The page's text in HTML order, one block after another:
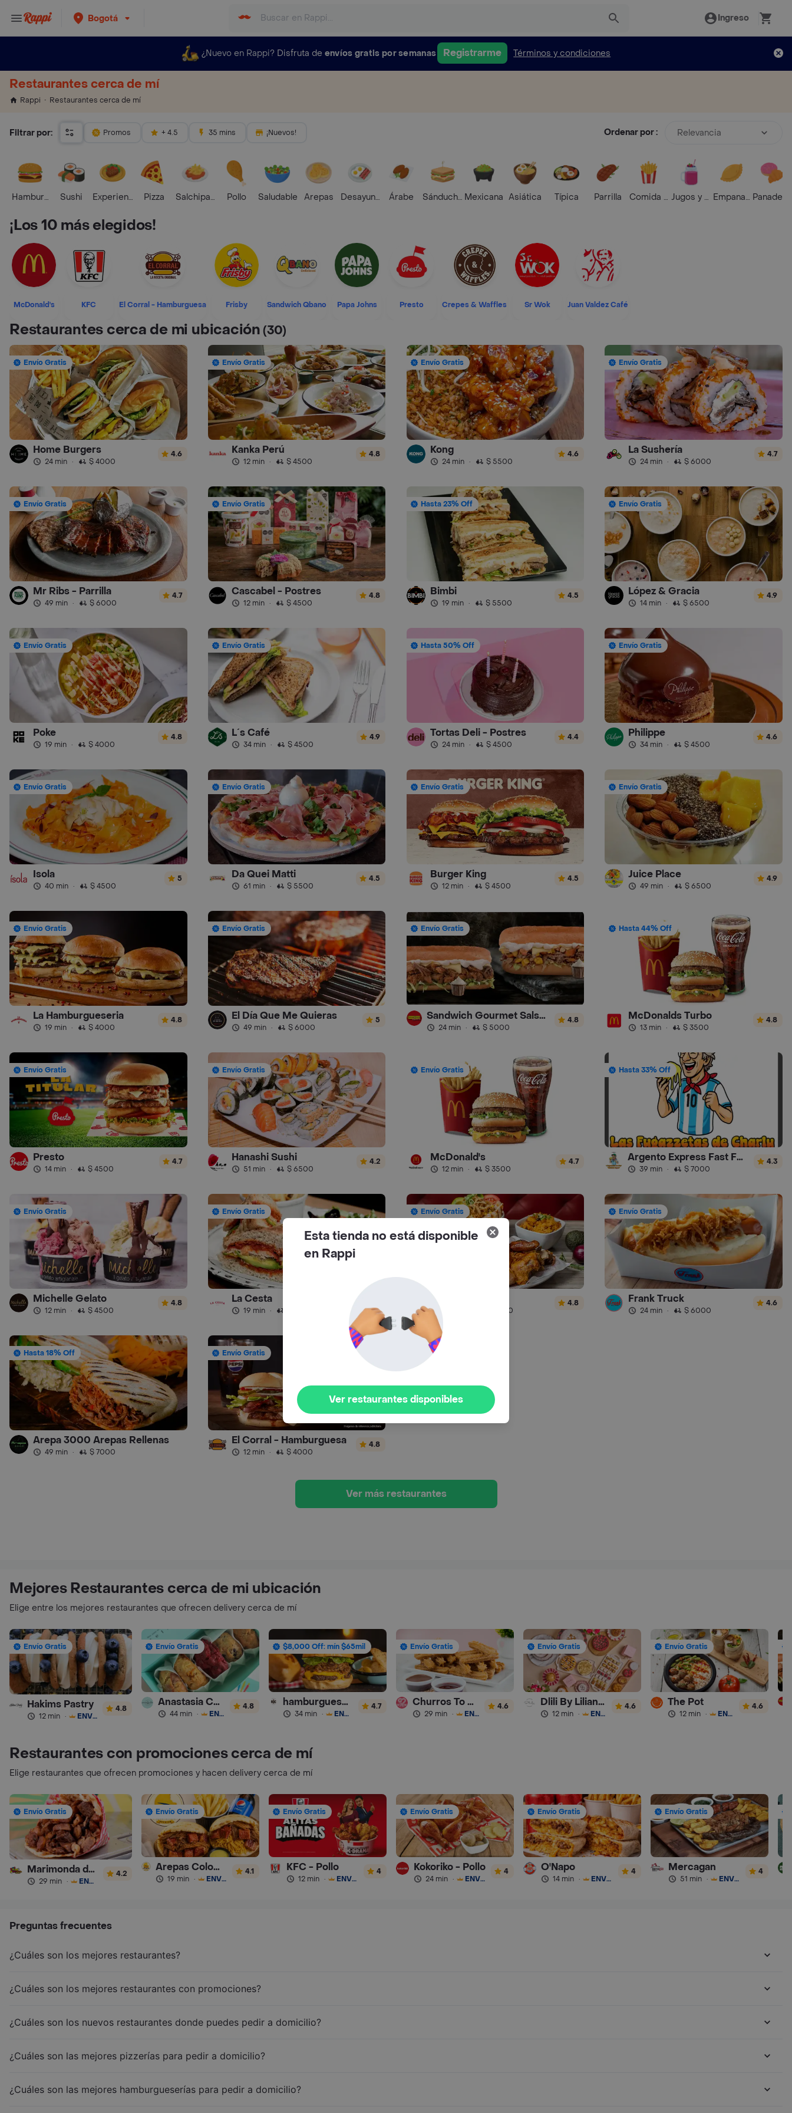
Bogotá Ingreso
¿Nuevo en Rappi? Disfruta de envíos gratis por semanas Registrarme Términos y condiciones
Restaurantes cerca de mí
Rappi Restaurantes cerca de mí
Filtrar por: Promos + 4.5 35 mins ¡Nuevos! Ordenar por : Relevancia
HamburguesaSushi Experiencias Foodies
Pizza Salchipapas Pollo Saludable Arepas Desayunos Árabe SánduchesMexicana Asiática Típica Parrilla Comida RápidaJugos y BatidosEmpanadasPanadería
¡Los 10 más elegidos!
McDonald's KFC El Corral - Hamburguesa Frisby Sandwich Qbano Papa Johns Presto Crepes & Waffles Sr Wok Juan Valdez Café
Restaurantes cerca de mi ubicación(30)
Envío Gratis
Home Burgers
24 min · $ 4000
4.6
Envío Gratis
Kanka Perú
12 min · $ 4500
4.8
Envío Gratis
Kong
24 min · $ 5500
4.6
Envío Gratis
La Sushería
24 min · $ 6000
4.7
Envío Gratis
Mr Ribs - Parrilla
49 min · $ 6000
4.7
Envío Gratis
Cascabel - Postres
12 min · $ 4500
4.8
Hasta 23% Off
Bimbi
19 min · $ 5500
4.5
Envío Gratis
López & Gracia
14 min · $ 6500
4.9
Envío Gratis
Poke
19 min · $ 4000
4.8
Envío Gratis
L´s Café
34 min · $ 4500
4.9
Hasta 50% Off
Tortas Deli - Postres
24 min · $ 4500
4.4
Envío Gratis
Philippe
34 min · $ 4500
4.6
Envío Gratis
Isola
40 min · $ 4500
5
Envío Gratis
Da Quei Matti
61 min · $ 5500
4.5
Envío Gratis
Burger King
12 min · $ 4500
4.5
Envío Gratis
Juice Place
49 min · $ 6500
4.9
Envío Gratis
La Hamburgueseria
19 min · $ 4000
4.8
Envío Gratis
El Día Que Me Quieras
49 min · $ 6000
5
Envío Gratis
Sandwich Gourmet Salsa de Ajo
24 min · $ 5000
4.8
Hasta 44% Off
McDonalds Turbo
13 min · $ 3500
4.8
Envío Gratis
Presto
14 min · $ 4500
4.7
Envío Gratis
Hanashi Sushi
51 min · $ 6500
4.2
Envío Gratis
McDonald's
12 min · $ 3500
4.7
Hasta 33% Off
Argento Express Fast Food
39 min · $ 7000
4.3
Envío Gratis
Michelle Gelato
12 min · $ 4500
4.8
Envío Gratis
La Cesta
19 min ·
Envío Gratis
Los Pollitos
$ 5500
4.8
Envío Gratis
Frank Truck
24 min · $ 6000
4.6
Hasta 18% Off
Arepa 3000 Arepas Rellenas
49 min · $ 7000
Envío Gratis
El Corral - Hamburguesa
12 min · $ 4000
4.8
Ver más restaurantes
Mejores Restaurantes cerca de mi ubicación
Elige entre los mejores restaurantes que ofrecen delivery cerca de mí
Envío Gratis
Hakims Pastry
12 min · ENVÍO GRATIS
4.8
Envío Gratis
Anastasia Cookies
44 min · ENVÍO GRATIS
4.8
$8,000 Off: mín $65mil
hamburguesas Rustica (RDC)
34 min · ENVÍO GRATIS
4.7
Envío Gratis
Churros To Go
29 min · ENVÍO GRATIS
4.6
Envío Gratis
Dlili By Liliana Arango
12 min · ENVÍO GRATIS
4.6
Envío Gratis
The Pot
12 min · ENVÍO GRATIS
4.6
Restaurantes con promociones cerca de mí
Elige restaurantes que ofrecen promociones y hacen delivery cerca de mí
Envío Gratis
Marimonda del Mono
29 min · ENVÍO GRATIS
4.2
Envío Gratis
Arepas Colombianas Premium
19 min · ENVÍO GRATIS
4.1
Envío Gratis
KFC - Pollo
12 min · ENVÍO GRATIS
4
Envío Gratis
Kokoriko - Pollo
24 min · ENVÍO GRATIS
4
Envío Gratis
O'Napo
14 min · ENVÍO GRATIS
4
Envío Gratis
Mercagan
51 min · ENVÍO GRATIS
4
Preguntas frecuentes
¿Cuáles son los mejores restaurantes?
¿Cuáles son los mejores restaurantes con promociones?
¿Cuáles son los nuevos restaurantes donde puedes pedir a domicilio?
¿Cuáles son las mejores pizzerías para pedir a domicilio?
¿Cuáles son las mejores hamburgueserías para pedir a domicilio?
Esta tienda no está disponible
en Rappi
Ver restaurantes disponibles